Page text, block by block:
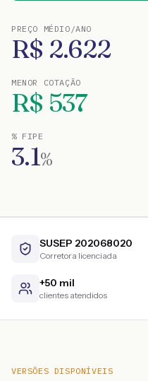
PREÇO MÉDIO/ANO
R$ 2.622
MENOR COTAÇÃO
R$ 537
% FIPE
3.1%
SUSEP 202068020
Corretora licenciada
+50 mil
clientes atendidos
VERSÕES DISPONÍVEIS